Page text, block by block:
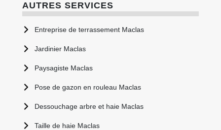
AUTRES SERVICES
Entreprise de terrassement Maclas
Jardinier Maclas
Paysagiste Maclas
Pose de gazon en rouleau Maclas
Dessouchage arbre et haie Maclas
Taille de haie Maclas